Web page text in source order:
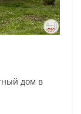
дом в